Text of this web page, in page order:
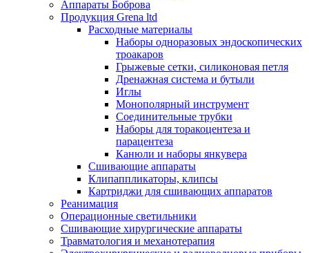
Аппараты Боброва
Продукция Grena ltd
Расходные материалы
Наборы одноразовых эндоскопических
троакаров
Грыжевые сетки, силиконовая петля
Дренажная система и бутыли
Иглы
Монополярный инструмент
Соединительные трубки
Наборы для торакоцентеза и
парацентеза
Канюли и наборы янкувера
Сшивающие аппараты
Клипаппликаторы, клипсы
Картриджи для сшивающих аппаратов
Реанимация
Операционные светильники
Сшивающие хирургические аппараты
Травматология и механотерапия